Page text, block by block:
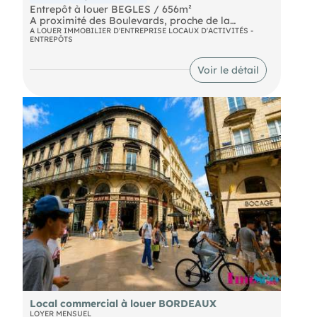
Entrepôt à louer BEGLES / 656m²
A proximité des Boulevards, proche de la
"barrière de Bègles", entrepôt à louer d'env. 656m²
de surface au sol dont un bureau d'env. 8m².
L'entrepôt est équipé de 4 portes sectionnelles
dont 2 grandes 4,20X3,90m. et pour la plus petite
3,50X 3,00m.,HSP max 5,70 mètres et HSP min
A LOUER IMMOBILIER D'ENTREPRISE LOCAUX D'ACTIVITÉS -
ENTREPÔTS
Voir le détail
Local commercial à louer BORDEAUX
LOYER MENSUEL